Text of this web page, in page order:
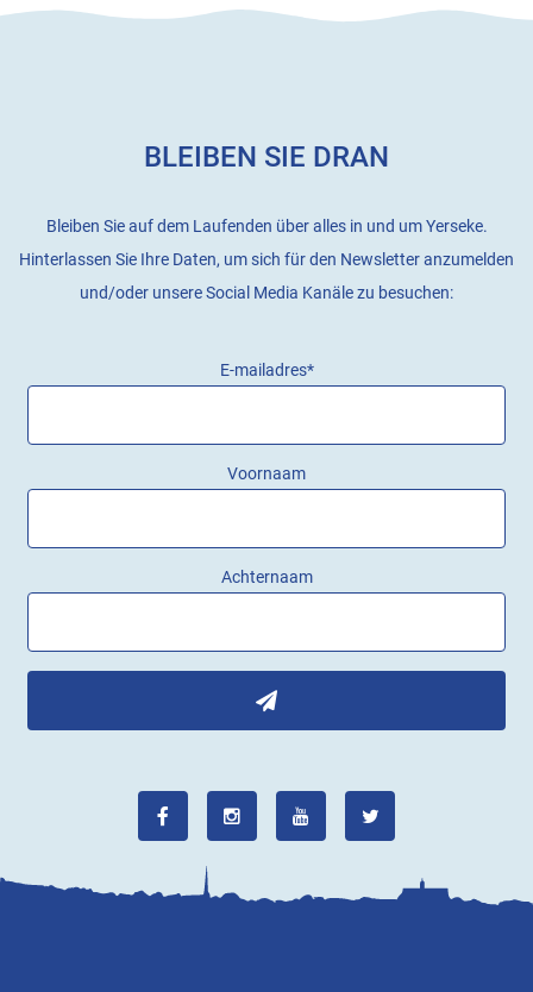
BLEIBEN SIE DRAN
Bleiben Sie auf dem Laufenden über alles in und um Yerseke.
Hinterlassen Sie Ihre Daten, um sich für den Newsletter anzumelden
und/oder unsere Social Media Kanäle zu besuchen:
E-mailadres*
Voornaam
Achternaam